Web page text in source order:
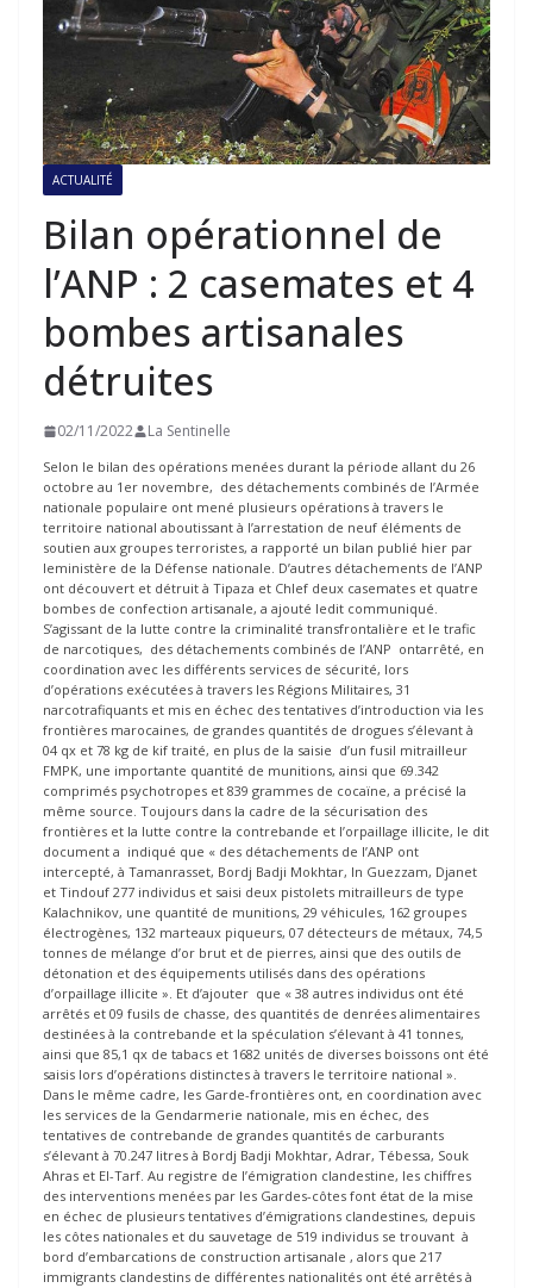
ACTUALITÉ
Bilan opérationnel de
l’ANP : 2 casemates et 4
bombes artisanales
détruites
02/11/2022 La Sentinelle
Selon le bilan des opérations menées durant la période allant du 26
octobre au 1er novembre, des détachements combinés de l’Armée
nationale populaire ont mené plusieurs opérations à travers le
territoire national aboutissant à l’arrestation de neuf éléments de
soutien aux groupes terroristes, a rapporté un bilan publié hier par
leministère de la Défense nationale. D’autres détachements de l’ANP
ont découvert et détruit à Tipaza et Chlef deux casemates et quatre
bombes de confection artisanale, a ajouté ledit communiqué.
S’agissant de la lutte contre la criminalité transfrontalière et le trafic
de narcotiques, des détachements combinés de l’ANP ontarrêté, en
coordination avec les différents services de sécurité, lors
d’opérations exécutées à travers les Régions Militaires, 31
narcotrafiquants et mis en échec des tentatives d’introduction via les
frontières marocaines, de grandes quantités de drogues s’élevant à
04 qx et 78 kg de kif traité, en plus de la saisie d’un fusil mitrailleur
FMPK, une importante quantité de munitions, ainsi que 69.342
comprimés psychotropes et 839 grammes de cocaïne, a précisé la
même source. Toujours dans la cadre de la sécurisation des
frontières et la lutte contre la contrebande et l’orpaillage illicite, le dit
document a indiqué que « des détachements de l’ANP ont
intercepté, à Tamanrasset, Bordj Badji Mokhtar, In Guezzam, Djanet
et Tindouf 277 individus et saisi deux pistolets mitrailleurs de type
Kalachnikov, une quantité de munitions, 29 véhicules, 162 groupes
électrogènes, 132 marteaux piqueurs, 07 détecteurs de métaux, 74,5
tonnes de mélange d’or brut et de pierres, ainsi que des outils de
détonation et des équipements utilisés dans des opérations
d’orpaillage illicite ». Et d’ajouter que « 38 autres individus ont été
arrêtés et 09 fusils de chasse, des quantités de denrées alimentaires
destinées à la contrebande et la spéculation s’élevant à 41 tonnes,
ainsi que 85,1 qx de tabacs et 1682 unités de diverses boissons ont été
saisis lors d’opérations distinctes à travers le territoire national ».
Dans le même cadre, les Garde-frontières ont, en coordination avec
les services de la Gendarmerie nationale, mis en échec, des
tentatives de contrebande de grandes quantités de carburants
s’élevant à 70.247 litres à Bordj Badji Mokhtar, Adrar, Tébessa, Souk
Ahras et El-Tarf. Au registre de l’émigration clandestine, les chiffres
des interventions menées par les Gardes-côtes font état de la mise
en échec de plusieurs tentatives d’émigrations clandestines, depuis
les côtes nationales et du sauvetage de 519 individus se trouvant à
bord d’embarcations de construction artisanale , alors que 217
immigrants clandestins de différentes nationalités ont été arrêtés à